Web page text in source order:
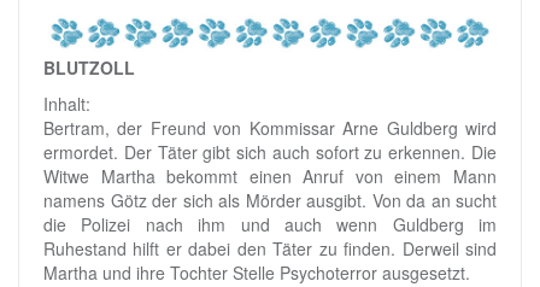
BLUTZOLL
Inhalt:
Bertram, der Freund von Kommissar Arne Guldberg wird
ermordet. Der Täter gibt sich auch sofort zu erkennen. Die
Witwe Martha bekommt einen Anruf von einem Mann
namens Götz der sich als Mörder ausgibt. Von da an sucht
die Polizei nach ihm und auch wenn Guldberg im
Ruhestand hilft er dabei den Täter zu finden. Derweil sind
Martha und ihre Tochter Stelle Psychoterror ausgesetzt.